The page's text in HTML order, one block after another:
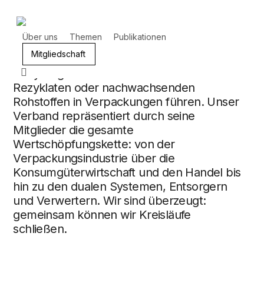
Hauptinhalt
springen
Über uns Themen
Publikationen
Mitgliedschaft
Vorteile als Mitglied
Die AVU setzt sich seit über 30 Jahren
dafür ein, Anreize zu setzen, die zu mehr
Recycling sowie zu mehr Einsatz von
Rezyklaten oder nachwachsenden
Rohstoffen in Verpackungen führen. Unser
Verband repräsentiert durch seine
Mitglieder die gesamte
Wertschöpfungskette: von der
Verpackungsindustrie über die
Konsumgüterwirtschaft und den Handel bis
hin zu den dualen Systemen, Entsorgern
und Verwertern. Wir sind überzeugt:
gemeinsam können wir Kreisläufe
schließen.